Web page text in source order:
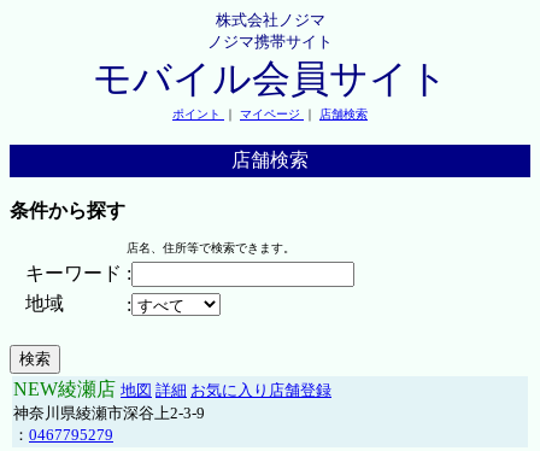
株式会社ノジマ
ノジマ携帯サイト
モバイル会員サイト
ポイント ｜ マイページ ｜ 店舗検索
店舗検索
条件から探す
店名、住所等で検索できます。
キーワード :
地域
:
NEW綾瀬店 地図 詳細 お気に入り店舗登録
神奈川県綾瀬市深谷上2-3-9
： 0467795279